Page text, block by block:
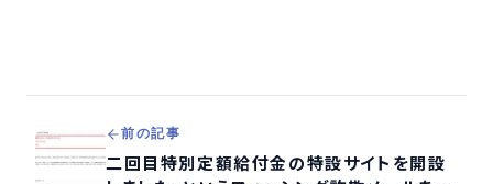
前の記事
二回目特別定額給付金の特設サイトを開設